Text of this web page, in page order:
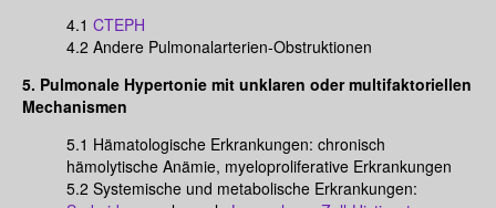
4.1 CTEPH
4.2 Andere Pulmonalarterien-Obstruktionen
5. Pulmonale Hypertonie mit unklaren oder multifaktoriellen
Mechanismen
5.1 Hämatologische Erkrankungen: chronisch
hämolytische Anämie, myeloproliferative Erkrankungen
5.2 Systemische und metabolische Erkrankungen: